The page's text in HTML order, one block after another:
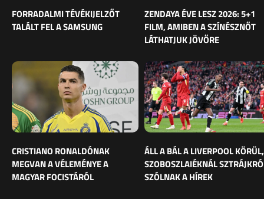
FORRADALMI TÉVÉKIJELZŐT
TALÁLT FEL A SAMSUNG
ZENDAYA ÉVE LESZ 2026: 5+1
FILM, AMIBEN A SZÍNÉSZNŐT
LÁTHATJUK JÖVŐRE
CRISTIANO RONALDÓNAK
MEGVAN A VÉLEMÉNYE A
MAGYAR FOCISTÁRÓL
ÁLL A BÁL A LIVERPOOL KÖRÜL,
SZOBOSZLAIÉKNÁL
SZÓLNAK A HÍREK